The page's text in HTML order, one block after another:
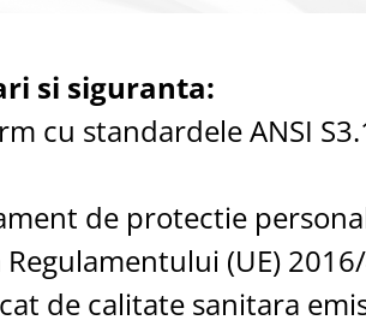
si siguranta:
cu standardele ANSI
de protectie
(UE)
de calitate sanitara